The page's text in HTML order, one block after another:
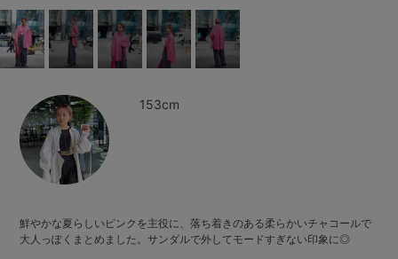
153cm
鮮やかな夏らしいピンクを主役に、落ち着きのある柔らかいチャコールで
大人っぽくまとめました。サンダルで外してモードすぎない印象に◎